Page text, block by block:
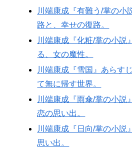
川端康成『有難う/掌の小
路と、幸せの復路。
川端康成『化粧/掌の小説
る、女の魔性。
川端康成『雪国』あらす
て無に帰す世界。
川端康成『雨傘/掌の小説
恋の思い出。
川端康成『日向/掌の小説
思い出。